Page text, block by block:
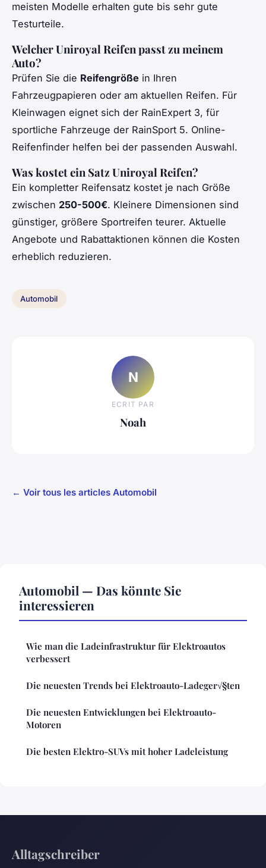
meisten Modelle erhalten gute bis sehr gute
Testurteile.
Welcher Uniroyal Reifen passt zu meinem
Auto?
Prüfen Sie die Reifengröße in Ihren
Fahrzeugpapieren oder am aktuellen Reifen. Für
Kleinwagen eignet sich der RainExpert 3, für
sportliche Fahrzeuge der RainSport 5. Online-
Reifenfinder helfen bei der passenden Auswahl.
Was kostet ein Satz Uniroyal Reifen?
Ein kompletter Reifensatz kostet je nach Größe
zwischen 250-500€. Kleinere Dimensionen sind
günstiger, größere Sportreifen teurer. Aktuelle
Angebote und Rabattaktionen können die Kosten
erheblich reduzieren.
Automobil
N
ECRIT PAR
Noah
← Voir tous les articles Automobil
Automobil — Das könnte Sie
interessieren
Wie man die Ladeinfrastruktur für Elektroautos
verbessert
Die neuesten Trends bei Elektroauto-Ladeger√§ten
Die neuesten Entwicklungen bei Elektroauto-
Motoren
Die besten Elektro-SUVs mit hoher Ladeleistung
Alltagschreiber